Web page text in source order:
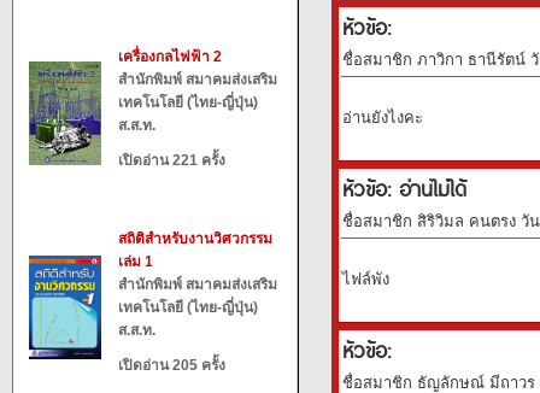
เครื่องกลไฟฟ้า 2
สำนักพิมพ์ สมาคมส่งเสริม
เทคโนโลยี (ไทย-ญี่ปุ่น)
ส.ส.ท.
เปิดอ่าน 221 ครั้ง
สถิติสำหรับงานวิศวกรรม
เล่ม 1
สำนักพิมพ์ สมาคมส่งเสริม
เทคโนโลยี (ไทย-ญี่ปุ่น)
ส.ส.ท.
เปิดอ่าน 205 ครั้ง
หัวข้อ:
ชื่อสมาชิก ภาวิกา ธานีรัตน์ วั
อ่านยังไงคะ
หัวข้อ: อ่านไม่ได้
ชื่อสมาชิก สิริวิมล คนตรง วัน
ไฟล์พัง
หัวข้อ:
ชื่อสมาชิก ธัญ​ลักษณ์​ มีถาวร​